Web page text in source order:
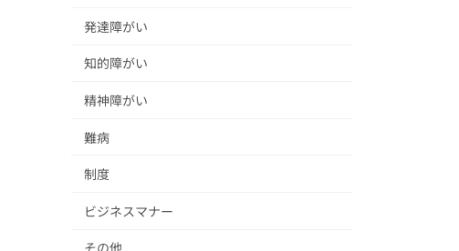
発達障がい
知的障がい
精神障がい
難病
制度
ビジネスマナー